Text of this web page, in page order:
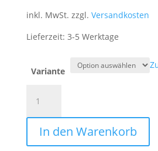
inkl. MwSt. zzgl. Versandkosten
Lieferzeit: 3-5 Werktage
Variante
Handlettering
"Von
Normal
wird
In den Warenkorb